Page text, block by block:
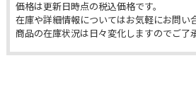
価格は更新日時点の税込価格です。
在庫や詳細情報についてはお気軽にお問い
商品の在庫状況は日々変化しますのでご了